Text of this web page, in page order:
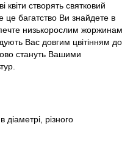
квіти створять святковий
це багатство Ви знайдете в
низькорослим жоржинам
Вас довгим цвітінням до
стануть Вашими
діаметрі, різного